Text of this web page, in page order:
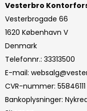
Vesterbro
Vesterbrogade 66
1620 København V
Denmark
Telefonnr.: 33313500
E-mail:
CVR-nummer: 55846111
Bankoplysninger: